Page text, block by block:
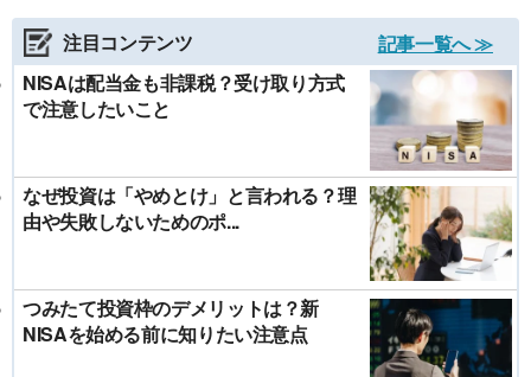
注目コンテンツ
記事一覧へ ≫
NISAは配当金も非課税？受け取り方式
で注意したいこと
なぜ投資は「やめとけ」と言われる？理
由や失敗しないためのポ...
つみたて投資枠のデメリットは？新
NISAを始める前に知りたい注意点